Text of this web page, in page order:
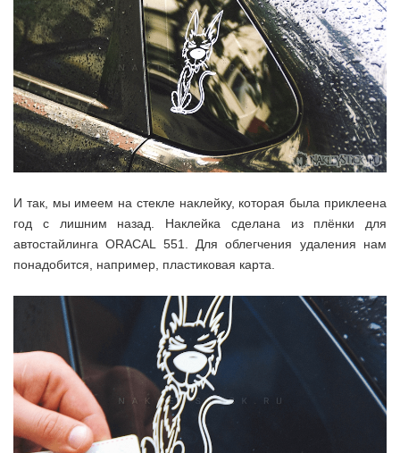
И так, мы имеем на стекле наклейку, которая была приклеена
год с лишним назад. Наклейка сделана из плёнки для
автостайлинга ORACAL 551. Для облегчения удаления нам
понадобится, например, пластиковая карта.